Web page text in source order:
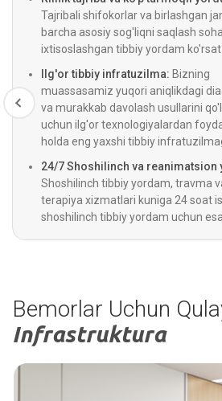
Tajribali shifokorlar va birlashgan
barcha asosiy sog'liqni saqlash
ixtisoslashgan tibbiy yordam
Ilg'or tibbiy infratuzilma: Bizning
muassasamiz yuqori aniqlikdagi
va murakkab davolash usullarini
uchun ilg'or texnologiyalardan
holda eng yaxshi tibbiy
24/7 Shoshilinch va reanimatsion
Shoshilinch tibbiy yordam, travma
terapiya xizmatlari kuniga 24 soat
shoshilinch tibbiy yordam uchun
Bemorlar Uchun
Infrastruktura